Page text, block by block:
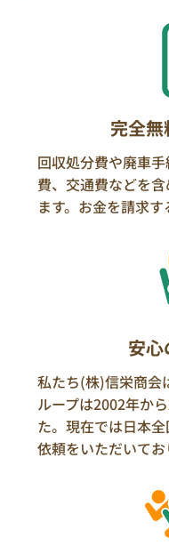
完全無
回収処分費や廃車
費、交通費などを
ます。お金を請求す
安心
私たち(株)信栄商会
ループは2002年か
た。現在では日本
依頼をいただいてお